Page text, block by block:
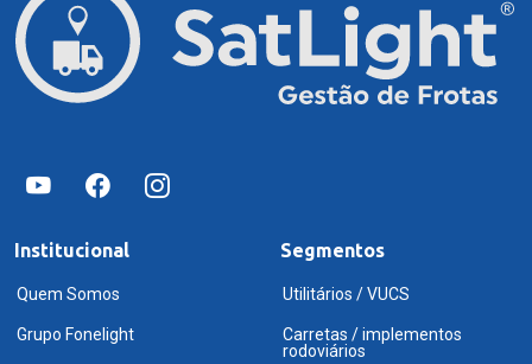
Institucional
Quem Somos
Grupo Fonelight
Segmentos
Utilitários / VUCS
Carretas / implementos
rodoviários